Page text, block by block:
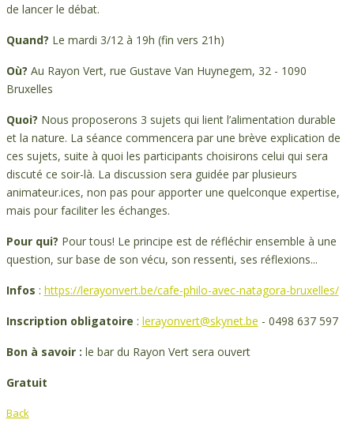
de lancer le débat.
Quand? Le mardi 3/12 à 19h (fin vers 21h)
Où? Au Rayon Vert, rue Gustave Van Huynegem, 32 - 1090
Bruxelles
Quoi? Nous proposerons 3 sujets qui lient l’alimentation durable
et la nature. La séance commencera par une brève explication de
ces sujets, suite à quoi les participants choisirons celui qui sera
discuté ce soir-là. La discussion sera guidée par plusieurs
animateur.ices, non pas pour apporter une quelconque expertise,
mais pour faciliter les échanges.
Pour qui? Pour tous! Le principe est de réfléchir ensemble à une
question, sur base de son vécu, son ressenti, ses réflexions...
Infos : https://lerayonvert.be/cafe-philo-avec-natagora-bruxelles/
Inscription obligatoire : lerayonvert@skynet.be - 0498 637 597
Bon à savoir : le bar du Rayon Vert sera ouvert
Gratuit
Back